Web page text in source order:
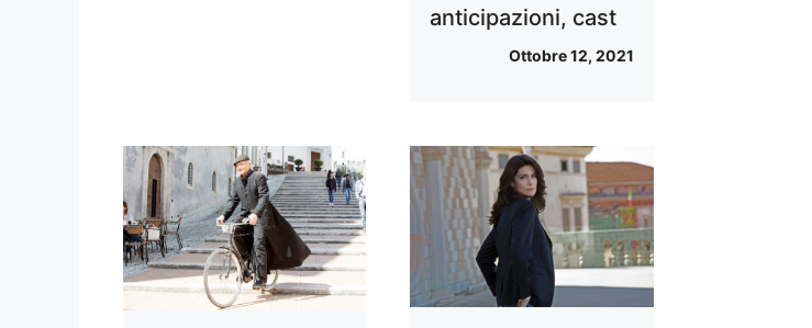
anticipazioni, cast
Ottobre 12, 2021